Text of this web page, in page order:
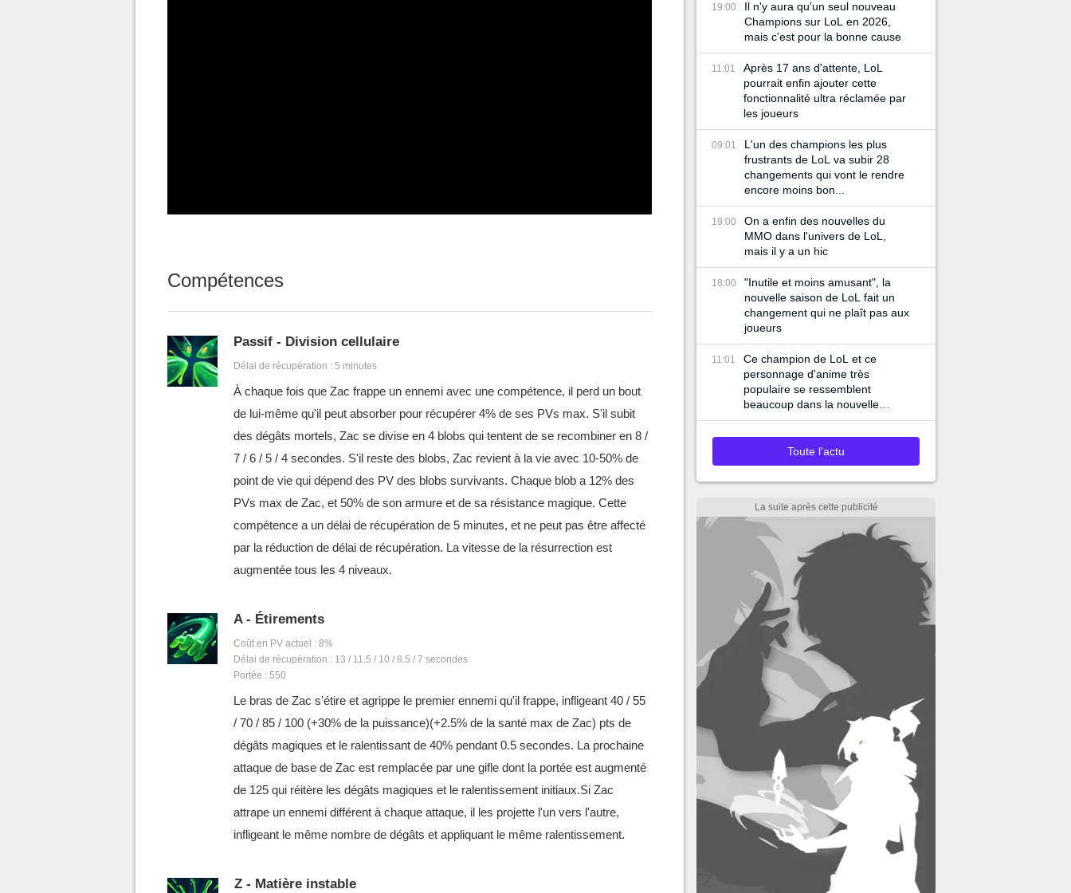
Compétences
Passif - Division cellulaire
Délai de récupération : 5 minutes
À chaque fois que Zac frappe un ennemi avec une compétence, il perd un bout
de lui-même qu'il peut absorber pour récupérer 4% de ses PVs max. S'il subit
des dégâts mortels, Zac se divise en 4 blobs qui tentent de se recombiner en 8 /
7 / 6 / 5 / 4 secondes. S'il reste des blobs, Zac revient à la vie avec 10-50% de
point de vie qui dépend des PV des blobs survivants. Chaque blob a 12% des
PVs max de Zac, et 50% de son armure et de sa résistance magique. Cette
compétence a un délai de récupération de 5 minutes, et ne peut pas être affecté
par la réduction de délai de récupération. La vitesse de la résurrection est
augmentée tous les 4 niveaux.
A - Étirements
Coût en PV actuel : 8%
Délai de récupération : 13 / 11.5 / 10 / 8.5 / 7 secondes
Portée : 550
Le bras de Zac s'étire et agrippe le premier ennemi qu'il frappe, infligeant 40 / 55
/ 70 / 85 / 100 (+30% de la puissance)(+2.5% de la santé max de Zac) pts de
dégâts magiques et le ralentissant de 40% pendant 0.5 secondes. La prochaine
attaque de base de Zac est remplacée par une gifle dont la portée est augmenté
de 125 qui réitère les dégâts magiques et le ralentissement initiaux.Si Zac
attrape un ennemi différent à chaque attaque, il les projette l'un vers l'autre,
infligeant le même nombre de dégâts et appliquant le même ralentissement.
Z - Matière instable
19:00
Il n'y aura qu'un seul nouveau
Champions sur LoL en 2026,
mais c'est pour la bonne cause
11:01
Après 17 ans d'attente, LoL
pourrait enfin ajouter cette
fonctionnalité ultra réclamée par
les joueurs
09:01
L'un des champions les plus
frustrants de LoL va subir 28
changements qui vont le rendre
encore moins bon...
19:00
On a enfin des nouvelles du
MMO dans l'univers de LoL,
mais il y a un hic
18:00
"Inutile et moins amusant", la
nouvelle saison de LoL fait un
changement qui ne plaît pas aux
joueurs
11:01
Ce champion de LoL et ce
personnage d'anime très
populaire se ressemblent
beaucoup dans la nouvelle
bande-annonce du jeu
Toute l'actu